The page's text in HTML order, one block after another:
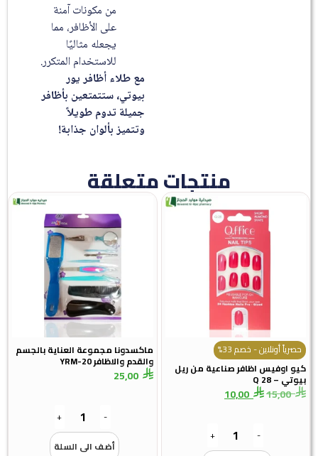
من مكونات آمنة
على الأظافر، مما
يجعله مثاليًا
للاستخدام المتكرر.
مع طلاء أظافر يور
بيوتي، ستتمتعين بأظافر
جميلة تدوم طويلاً
وتتميز بألوان جذابة!
منتجات متعلقة
حصرياً أونلاين - خصم 33%
كيو اوفيس اظافر صناعية من ريل
بيوتي – Q 28
15,00
10,00
-
+
ماكسدونا مجموعة العناية بالجسم
والقدم والاظافر YRM-20
25,00
-
+
أضف الى السلة